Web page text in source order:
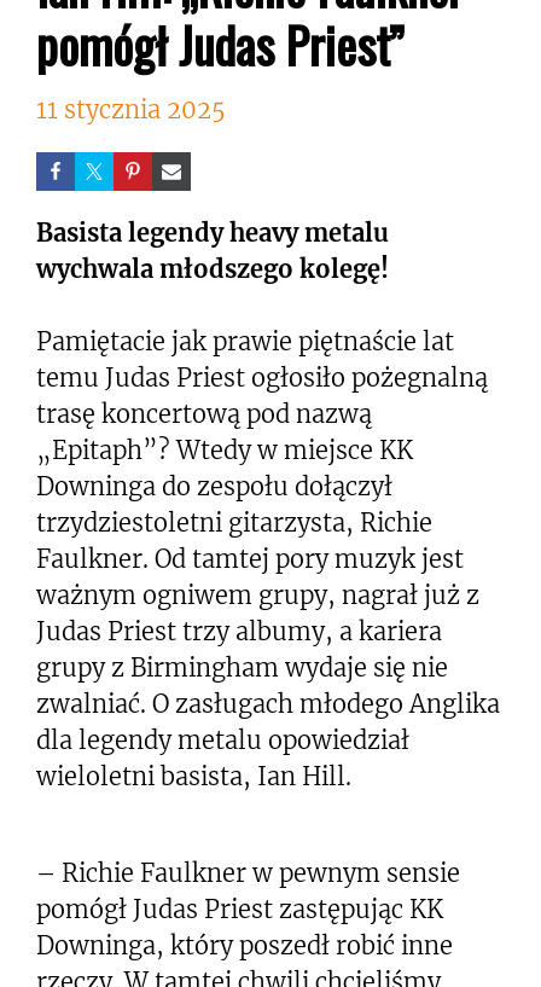
pomógł Judas Priest”
11 stycznia 2025
Basista legendy heavy metalu
wychwala młodszego kolegę!
Pamiętacie jak prawie piętnaście lat
temu Judas Priest ogłosiło pożegnalną
trasę koncertową pod nazwą
„Epitaph”? Wtedy w miejsce KK
Downinga do zespołu dołączył
trzydziestoletni gitarzysta, Richie
Faulkner. Od tamtej pory muzyk jest
ważnym ogniwem grupy, nagrał już z
Judas Priest trzy albumy, a kariera
grupy z Birmingham wydaje się nie
zwalniać. O zasługach młodego Anglika
dla legendy metalu opowiedział
wieloletni basista, Ian Hill.
– Richie Faulkner w pewnym sensie
pomógł Judas Priest zastępując KK
Downinga, który poszedł robić inne
rzeczy. W tamtej chwili chcieliśmy